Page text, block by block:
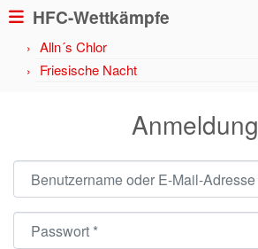
HFC-Wettkämpfe
Alln´s Chlor
Friesische Nacht
Anmeldung